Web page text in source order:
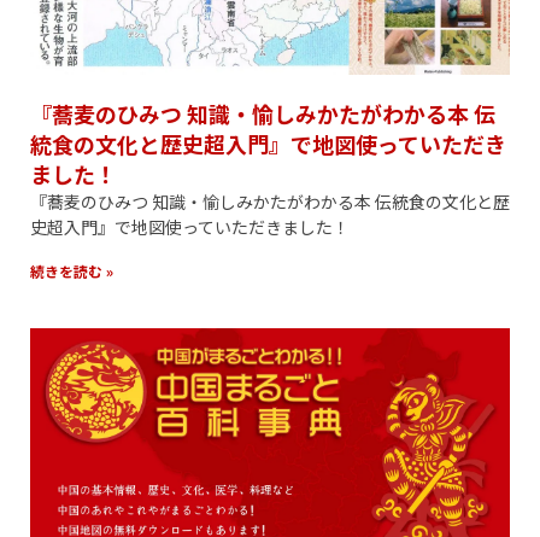
『蕎麦のひみつ 知識・愉しみかたがわかる本 伝
統食の文化と歴史超入門』で地図使っていただき
ました！
『蕎麦のひみつ 知識・愉しみかたがわかる本 伝統食の文化と歴
史超入門』で地図使っていただきました！
続きを読む »